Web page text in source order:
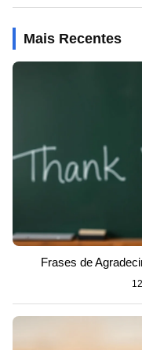
Mais Recentes
Frases de